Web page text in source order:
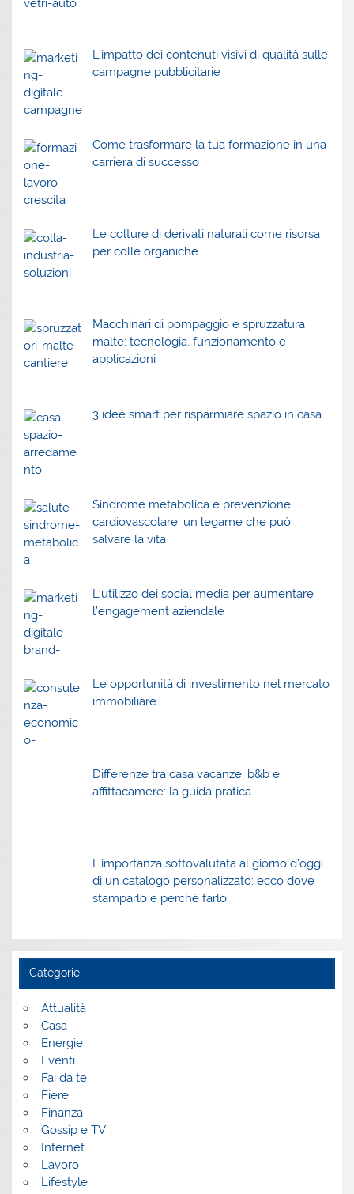
L’impatto dei contenuti visivi di qualità sulle
campagne pubblicitarie
Come trasformare la tua formazione in una
carriera di successo
Le colture di derivati naturali come risorsa
per colle organiche
Macchinari di pompaggio e spruzzatura
malte: tecnologia, funzionamento e
applicazioni
3 idee smart per risparmiare spazio in casa
Sindrome metabolica e prevenzione
cardiovascolare: un legame che può
salvare la vita
L’utilizzo dei social media per aumentare
l’engagement aziendale
Le opportunità di investimento nel mercato
immobiliare
Differenze tra casa vacanze, b&b e
affittacamere: la guida pratica
L’importanza sottovalutata al giorno d’oggi
di un catalogo personalizzato: ecco dove
stamparlo e perché farlo
Categorie
Attualità
Casa
Energie
Eventi
Fai da te
Fiere
Finanza
Gossip e TV
Internet
Lavoro
Lifestyle